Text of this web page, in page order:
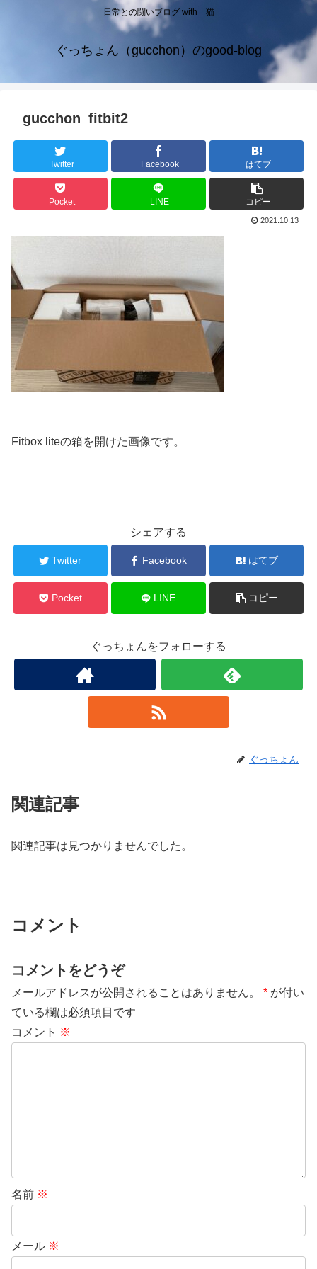
日常との闘いブログ with 猫
ぐっちょん（gucchon）のgood-blog
gucchon_fitbit2
Twitter Facebook はてブ
Pocket LINE コピー
2021.10.13
Fitbox liteの箱を開けた画像です。
シェアする
Twitter Facebook はてブ
Pocket LINE コピー
ぐっちょんをフォローする
ぐっちょん
関連記事
関連記事は見つかりませんでした。
コメント
コメントをどうぞ
メールアドレスが公開されることはありません。 * が付い
ている欄は必須項目です
コメント ※
名前 ※
メール ※